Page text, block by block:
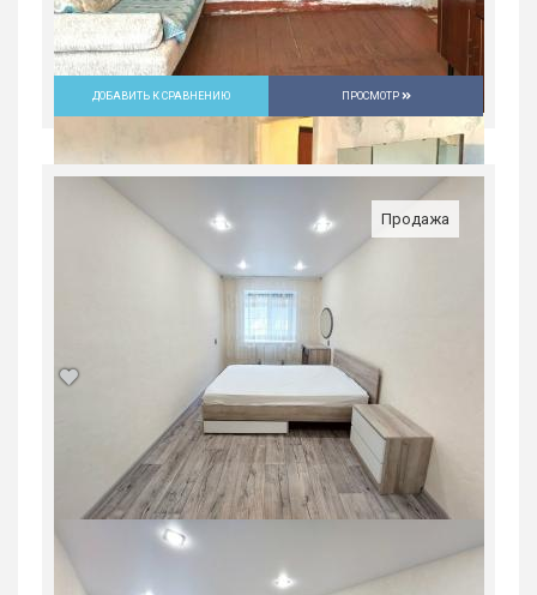
Продажа, жилая, ул. дружинина,67/1,
3990000 руб.
Россия, Свердловская область, Нижний
ДОБАВИТЬ К СРАВНЕНИЮ ПРОСМОТР
Продажа